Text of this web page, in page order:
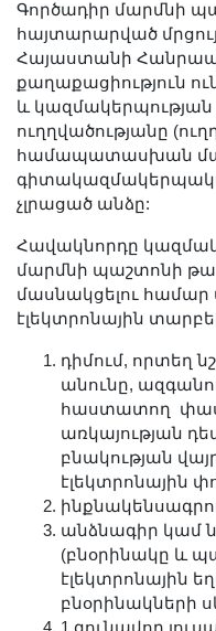
Միջազգային
համագործակցություն
Երիտասարդական
ծրագրեր
Լուսանկարներ
Տեսադարան
Վեբ ռեսուրսներ
Այլ ակադեմիաներ
«Գիտություն» թերթ
«Գիտության
Հրապարակումներ
մամուլում
Ազդեր
Հոբելյաններ
Համալսարաններ
Նորություններ
Գիտական
Սփյուռքի
Գործադիր մարմնի
հայտարարված
Հայաստանի
քաղաքացիություն
և
ուղղվածությանը
համապատասխան
չլրացած անձը:
Հավակնորդը
մարմնի պաշտոնի
մասնակցելու
էլեկտրոնային
դիմում, որտեղ
անունը,
հաստատող
առկայության
բնակության
էլեկտրոնային
անձնագիր կամ
(բնօրինակը և
էլեկտրոնային
բնօրինակների